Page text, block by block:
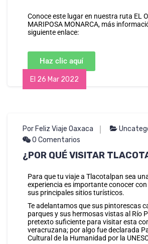
Conoce este lugar en nuestra ruta EL
MARIPOSA MONARCA, más
siguiente enlace:
Haz clic aquí
El 26 Mar 2022
Por Feliz Viaje Oaxaca
0 Comentarios
¿POR QUÉ VISITAR
Para que tu viaje a Tlacotalpan sea
experiencia es importante conocer
sus principales sitios turísticos.
Te adelantamos que sus pintorescas
parques y sus hermosas vistas al Río
pretexto suficiente para visitar esta
veracruzana; por algo fue declarada
Cultural de la Humanidad por la